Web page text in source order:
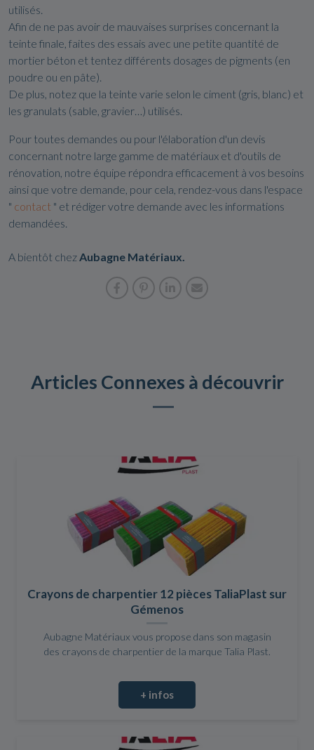
utilisés.
Afin de ne pas avoir de mauvaises surprises concernant la
teinte finale, faites des essais avec une petite quantité de
mortier béton et tentez différents dosages de pigments (en
poudre ou en pâte).
De plus, notez que la teinte varie selon le ciment (gris, blanc) et
les granulats (sable, gravier…) utilisés.
Pour toutes demandes ou pour l'élaboration d'un devis
concernant notre large gamme de matériaux et d'outils de
rénovation, notre équipe répondra efficacement à vos besoins
ainsi que votre demande, pour cela, rendez-vous dans l'espace
" contact " et rédiger votre demande avec les informations
demandées.
A bientôt chezAubagne Matériaux.
Articles Connexes à découvrir
Crayons de charpentier 12 pièces TaliaPlast sur
Gémenos
Aubagne Matériaux vous propose dans son magasin
des crayons de charpentier de la marque Talia Plast.
+ infos